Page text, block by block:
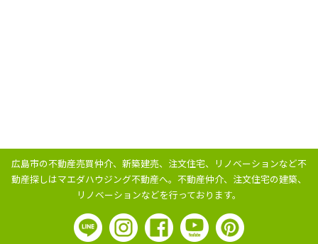
広島市の不動産売買仲介、新築建売、注文住宅、リノベーションなど不
動産探しはマエダハウジング不動産へ。 不動産仲介、注文住宅の建築、
リノベーションなどを行っております。